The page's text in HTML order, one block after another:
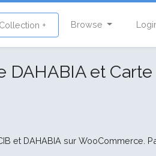
+ Browse
DAHABIA et
et DAHABIA sur WooCommerce.